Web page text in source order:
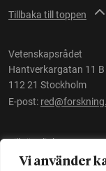
Vi använder
Tillbaka till toppen
Vetenskapsrådet
Hantverkargatan 11 B
112 21 Stockholm
E-post:
Tillgänglighet